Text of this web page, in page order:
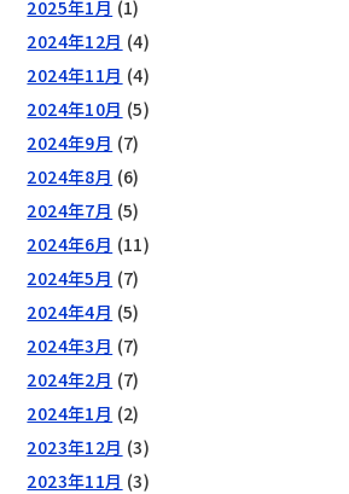
2025年1月 (1)
2024年12月 (4)
2024年11月 (4)
2024年10月 (5)
2024年9月 (7)
2024年8月 (6)
2024年7月 (5)
2024年6月 (11)
2024年5月 (7)
2024年4月 (5)
2024年3月 (7)
2024年2月 (7)
2024年1月 (2)
2023年12月 (3)
2023年11月 (3)